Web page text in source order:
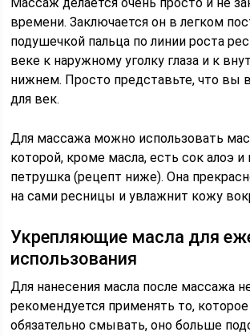
времени. Заключается он в легком
подушечкой пальца по линии роста
веке к наружному уголку глаза и к
нижнем. Просто представьте, что вы
для век.
Для массажа можно использовать
которой, кроме масла, есть сок алоэ и
петрушка (рецепт ниже). Она
на сами ресницы и увлажнит кожу
Укрепляющие масла для
использования
Для нанесения масла после массажа
рекомендуется применять то,
обязательно смывать, оно больше